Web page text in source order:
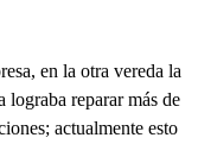
en la otra vereda la
reparar más de
actualmente esto